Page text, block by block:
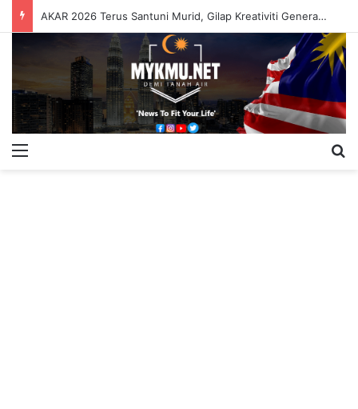
AKAR 2026 Terus Santuni Murid, Gilap Kreativiti Generasi Muda